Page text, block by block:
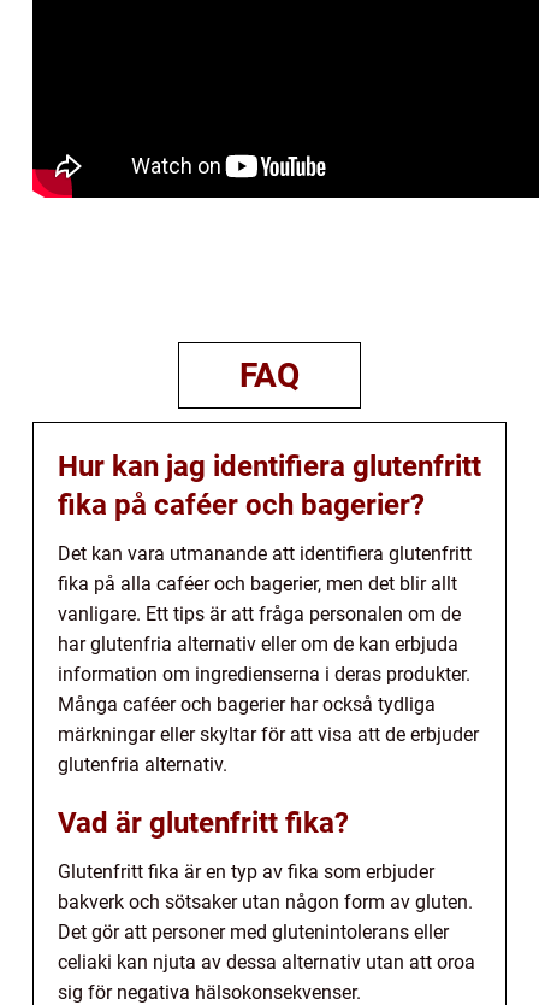
FAQ
Hur kan jag identifiera glutenfritt
fika på caféer och bagerier?
Det kan vara utmanande att identifiera glutenfritt
fika på alla caféer och bagerier, men det blir allt
vanligare. Ett tips är att fråga personalen om de
har glutenfria alternativ eller om de kan erbjuda
information om ingredienserna i deras produkter.
Många caféer och bagerier har också tydliga
märkningar eller skyltar för att visa att de erbjuder
glutenfria alternativ.
Vad är glutenfritt fika?
Glutenfritt fika är en typ av fika som erbjuder
bakverk och sötsaker utan någon form av gluten.
Det gör att personer med glutenintolerans eller
celiaki kan njuta av dessa alternativ utan att oroa
sig för negativa hälsokonsekvenser.